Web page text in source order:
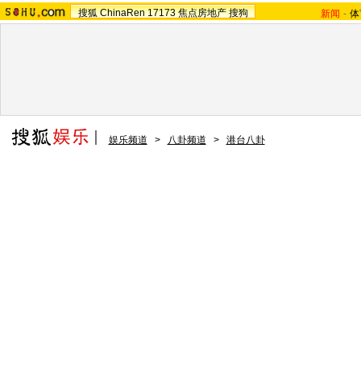
搜狐 ChinaRen 17173 焦点房地产 搜狗 新闻 -
娱乐频道 > 八卦频道 > 港台八卦